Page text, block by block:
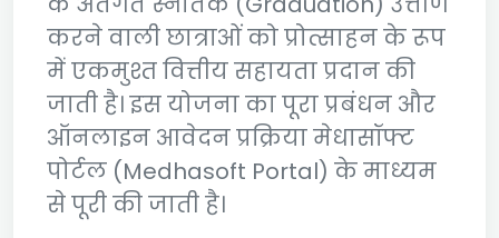
करने वाली छात्राओं को प्रोत्साहन के रूप
में एकमुश्त वित्तीय सहायता प्रदान की
जाती है। इस योजना का पूरा प्रबंधन और
ऑनलाइन आवेदन प्रक्रिया मेधासॉफ्ट
पोर्टल (Medhasoft Portal) के माध्यम
से पूरी की जाती है।